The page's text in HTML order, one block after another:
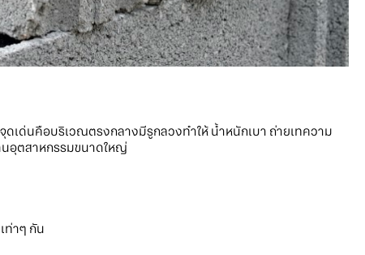
เด่นคือบริเวณตรงกลางมีรูกลวงทำให้ น้ำหนักเบา ถ่ายเทความ
นอุตสาหกรรมขนาดใหญ่
ท่าๆ กัน